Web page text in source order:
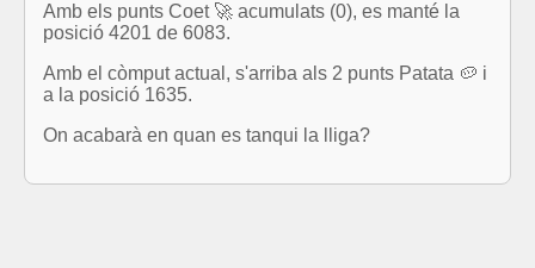
Amb els punts Coet 🚀 acumulats (0), es manté la
posició 4201 de 6083.
Amb el còmput actual, s'arriba als 2 punts Patata 🥔 i
a la posició 1635.
On acabarà en quan es tanqui la lliga?